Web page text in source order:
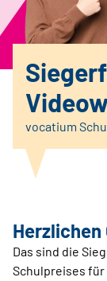
vocatium
Das sind die
Schulpreises für